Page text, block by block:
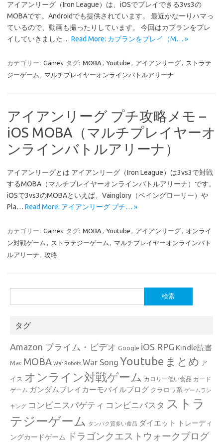
アイアンリーグ（Iron League）は、iOSでプレイできる3vs3の
MOBAです。Androidでも提供されています。 最近かなーりハマっ
ているので、動画も撮ったりしています。 今回はカプランをプレ
イしていきました… Read More: カプランをプレイ（M… »
カテゴリー: Games タグ: MOBA , Youtube , アイアンリーグ, ストラテ
ジーゲーム , マルチプレイヤーオンラインバトルアリーナ
アイアンリーグ プチ攻略メモ –
iOS MOBA（マルチプレイヤーオ
ンラインバトルアリーナ）
アイアンリーグとは アイアンリーグ（Iron League）は3vs3で対戦
するMOBA（マルチプレイヤーオンラインバトルアリーナ）です。
iOSで3vs3のMOBAといえば、Vainglory（ベイングローリー）や
Pla… Read More: アイアンリーグ プチ… »
カテゴリー: Games タグ: MOBA , Youtube , アイアンリーグ, オンライ
ン対戦ゲーム , ストラテジーゲーム , マルチプレイヤーオンラインバト
ルアリーナ , 攻略
索:
タグ
Amazon プライム・ビデオ Google iOS RPG Kindle読書
Mac MOBA War Robots War Song Youtube まとめ ア
イス オンライン対戦ゲーム カロリー低い食品 カード
ゲーム ガンダムブレイカーモバイルブログ クラロワ系 ゲームラン
キング コンビニスパゲティ コンビニパスタ ストラ
テジーゲーム
タンパク質多い食品 ダイエット
トレーディ
ングカードゲーム
ドラゴンクエストウォークブログ